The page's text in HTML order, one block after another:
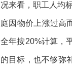
况来看，职工人均
庭因物价上涨过高
全年按20%计算，
的目标，也不够弥